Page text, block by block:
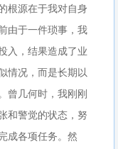
根源在于我对自身
由于一件琐事，我
入，结果造成了业
情况，而是长期以
曾几何时，我刚刚
和警觉的状态，努
成各项任务。然